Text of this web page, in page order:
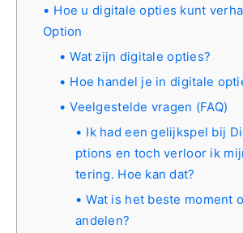
Hoe u digitale opties kunt
Option
Wat zijn digitale opties?
Hoe handel je in digitale
Veelgestelde vragen (FAQ)
Ik had een gelijkspel bij
ptions en toch verloor ik
tering. Hoe kan dat?
Wat is het beste moment
andelen?